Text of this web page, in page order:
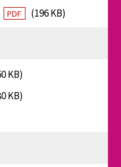
PDF (196 KB)
KB)
KB)